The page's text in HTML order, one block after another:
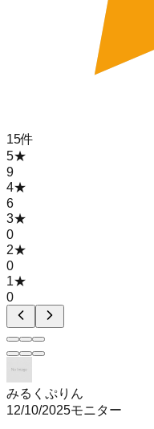
15件
5★
9
4★
6
3★
0
2★
0
1★
0
みるくぷりん
12/10/2025モニター